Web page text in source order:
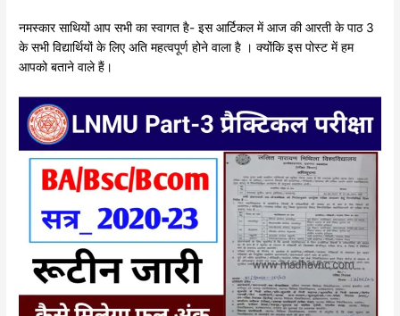
नमस्कार साथियों आप सभी का स्वागत है- इस आर्टिकल में आज की आरती के पाठ 3
के सभी विद्यार्थियों के लिए अति महत्वपूर्ण होने वाला है । क्योंकि इस पोस्ट में हम
आपको बताने वाले हैं।